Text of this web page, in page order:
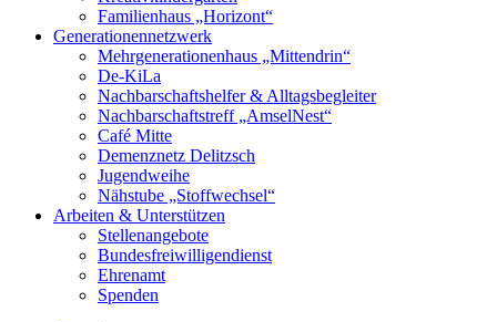
Familienhaus „Horizont“
Generationennetzwerk
Mehrgenerationenhaus „Mittendrin“
De-KiLa
Nachbarschaftshelfer & Alltagsbegleiter
Nachbarschaftstreff „AmselNest“
Café Mitte
Demenznetz Delitzsch
Jugendweihe
Nähstube „Stoffwechsel“
Arbeiten & Unterstützen
Stellenangebote
Bundesfreiwilligendienst
Ehrenamt
Spenden